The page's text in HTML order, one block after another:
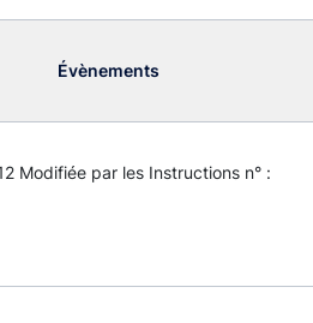
Évènements
Modifiée par les Instructions n° :